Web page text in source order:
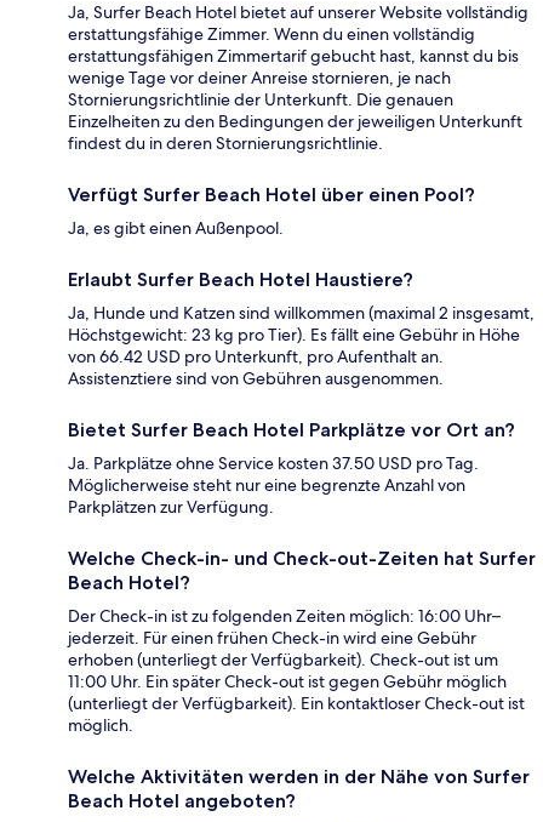
Ja, Surfer Beach Hotel bietet auf unserer Website vollständig
erstattungsfähige Zimmer. Wenn du einen vollständig
erstattungsfähigen Zimmertarif gebucht hast, kannst du bis
wenige Tage vor deiner Anreise stornieren, je nach
Stornierungsrichtlinie der Unterkunft. Die genauen
Einzelheiten zu den Bedingungen der jeweiligen Unterkunft
findest du in deren Stornierungsrichtlinie.
Verfügt Surfer Beach Hotel über einen Pool?
Ja, es gibt einen Außenpool.
Erlaubt Surfer Beach Hotel Haustiere?
Ja, Hunde und Katzen sind willkommen (maximal 2 insgesamt,
Höchstgewicht: 23 kg pro Tier). Es fällt eine Gebühr in Höhe
von 66.42 USD pro Unterkunft, pro Aufenthalt an.
Assistenztiere sind von Gebühren ausgenommen.
Bietet Surfer Beach Hotel Parkplätze vor Ort an?
Ja. Parkplätze ohne Service kosten 37.50 USD pro Tag.
Möglicherweise steht nur eine begrenzte Anzahl von
Parkplätzen zur Verfügung.
Welche Check-in- und Check-out-Zeiten hat Surfer
Beach Hotel?
Der Check-in ist zu folgenden Zeiten möglich: 16:00 Uhr–
jederzeit. Für einen frühen Check-in wird eine Gebühr
erhoben (unterliegt der Verfügbarkeit). Check-out ist um
11:00 Uhr. Ein später Check-out ist gegen Gebühr möglich
(unterliegt der Verfügbarkeit). Ein kontaktloser Check-out ist
möglich.
Welche Aktivitäten werden in der Nähe von Surfer
Beach Hotel angeboten?